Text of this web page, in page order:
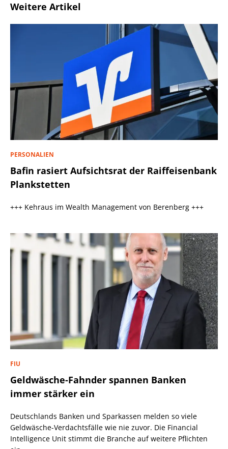
Weitere Artikel
PERSONALIEN
Bafin rasiert Aufsichtsrat der Raiffeisenbank
Plankstetten
+++ Kehraus im Wealth Management von Berenberg +++
FIU
Geldwäsche-Fahnder spannen Banken
immer stärker ein
Deutschlands Banken und Sparkassen melden so viele
Geldwäsche-Verdachtsfälle wie nie zuvor. Die Financial
Intelligence Unit stimmt die Branche auf weitere Pflichten